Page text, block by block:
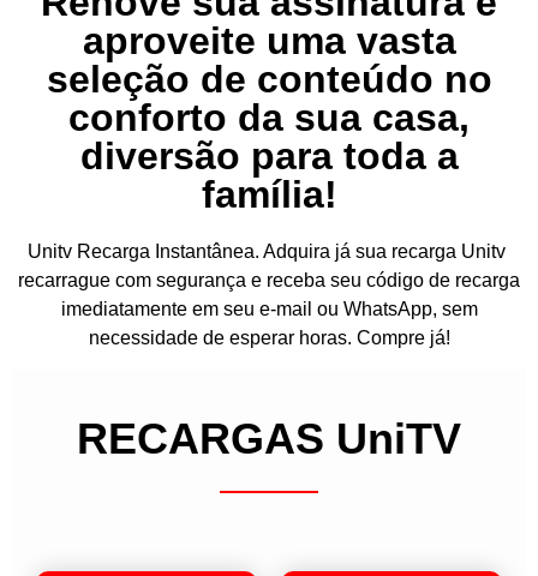
aproveite uma vasta
seleção de conteúdo no
conforto da sua casa,
diversão para toda a
família!
Unitv Recarga Instantânea. Adquira já sua recarga Unitv
recarrague com segurança e receba seu código de recarga
imediatamente em seu e-mail ou WhatsApp, sem
necessidade de esperar horas. Compre já!
RECARGAS UniTV